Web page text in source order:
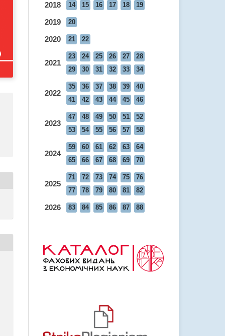
2018 14 15 16 17 18 19
2019 20
2020 21 22
2021
23 24 25 26 27
28
29
30 31 32 33 34
2022
35 36 37 38 39
40
41
42 43 44 45 46
2023
47 48 49 50 51
52
53
54 55 56 57 58
2024
59 60 61 62 63
64
65
66 67 68 69 70
2025
71 72 73 74 75
76
77
78 79 80 81 82
2026 83 84 85 86 87 88